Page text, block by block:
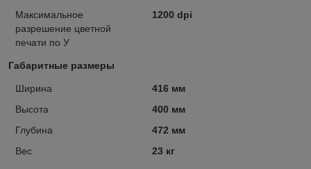
Максимальное
разрешение цветной
печати по У
1200 dpi
Габаритные размеры
Ширина
416 мм
Высота
400 мм
Глубина
472 мм
Вес
23 кг